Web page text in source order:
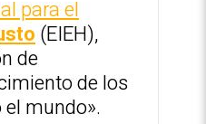
para el
(EIEH),
de
de los
mundo».